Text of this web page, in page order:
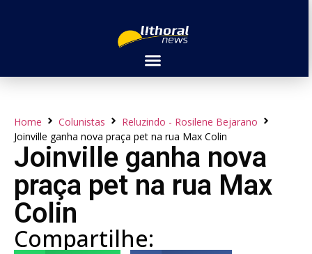
Home Colunistas
Reluzindo - Rosilene Bejarano
Joinville ganha nova praça pet na rua Max Colin
Joinville ganha nova
praça pet na rua Max
Colin
Compartilhe: